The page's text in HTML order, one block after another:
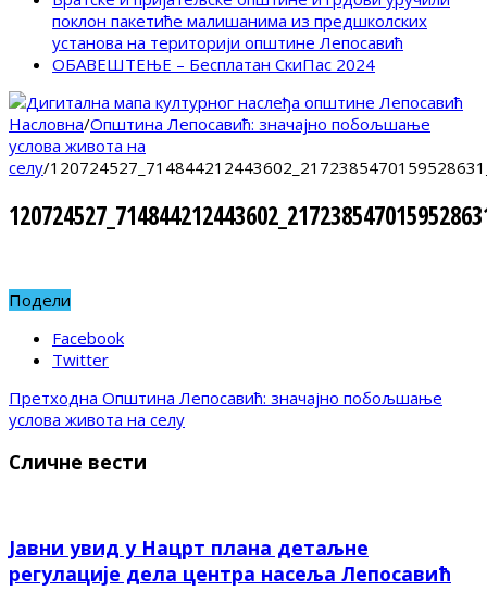
поклон пакетиће малишанима из предшколских
установа на територији општине Лепосавић
ОБАВЕШТЕЊЕ – Бесплатан СкиПас 2024
Насловна/Општина Лепосавић: значајно побољшање
услова живота на
селу/
Подели
Facebook
Twitter
Претходна Општина Лепосавић: значајно побољшање
услова живота на селу
Сличне вести
Јавни увид у Нацрт плана детаљне
регулације дела центра насеља Лепосавић